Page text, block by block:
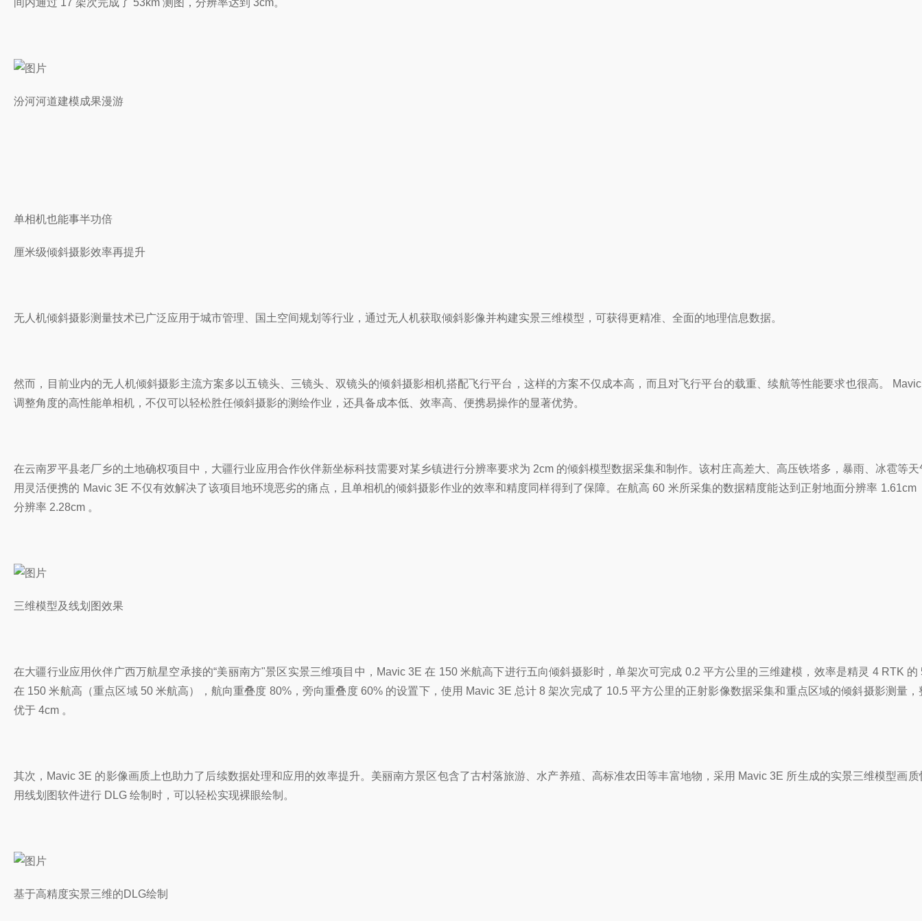
间内通过 17 架次完成了 53km 测图，分辨率达到 3cm。
汾河河道建模成果漫游
单相机也能事半功倍
厘米级倾斜摄影效率再提升
无人机倾斜摄影测量技术已广泛应用于城市管理、国土空间规划等行业，通过无人机获取倾斜影像并构建实景三维模型，可获得更精准、全面的地理信息数据。
然而，目前业内的无人机倾斜摄影主流方案多以五镜头、三镜头、双镜头的倾斜摄影相机搭配飞行平台，这样的方案不仅成本高，而且对飞行平台的载重、续航等性能要求也很高。
调整角度的高性能单相机，不仅可以轻松胜任倾斜摄影的测绘作业，还具备成本低、效率高、便携易操作的显著优势。
在云南罗平县老厂乡的土地确权项目中，大疆行业应用合作伙伴新坐标科技需要对某乡镇进行分辨率要求为 2cm 的倾斜模型数据采集和制作。该村庄高差大、高压铁塔多，暴雨、冰雹等
用灵活便携的 Mavic 3E 不仅有效解决了该项目地环境恶劣的痛点，且单相机的倾斜摄影作业的效率和精度同样得到了保障。在航高 60 米所采集的数据精度能达到正射地面分辨率 1.61cm
分辨率 2.28cm 。
三维模型及线划图效果
在大疆行业应用伙伴广西万航星空承接的“美丽南方"景区实景三维项目中，Mavic 3E 在 150 米航高下进行五向倾斜摄影时，单架次可完成 0.2 平方公里的三维建模，效率是精灵 4 RTK 的
在 150 米航高（重点区域 50 米航高），航向重叠度 80%，旁向重叠度 60% 的设置下，使用 Mavic 3E 总计 8 架次完成了 10.5 平方公里的正射影像数据采集和重点区域的倾斜摄影测量，
优于 4cm 。
其次，Mavic 3E 的影像画质上也助力了后续数据处理和应用的效率提升。美丽南方景区包含了古村落旅游、水产养殖、高标准农田等丰富地物，采用 Mavic 3E 所生成的实景三维模型画
用线划图软件进行 DLG 绘制时，可以轻松实现裸眼绘制。
基于高精度实景三维的DLG绘制